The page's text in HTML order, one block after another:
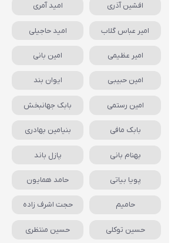
افشین آذری امید آمری
امیر عباس گلاب امید حاجیلی
امیر عظیمی امین بانی
امین حبیبی ایوان بند
امین رستمی بابک جهانبخش
بابک مافی بنیامین بهادری
بهنام بانی پازل باند
پویا بیاتی حامد همایون
حامیم حجت اشرف زاده
حسین توکلی حسین منتظری